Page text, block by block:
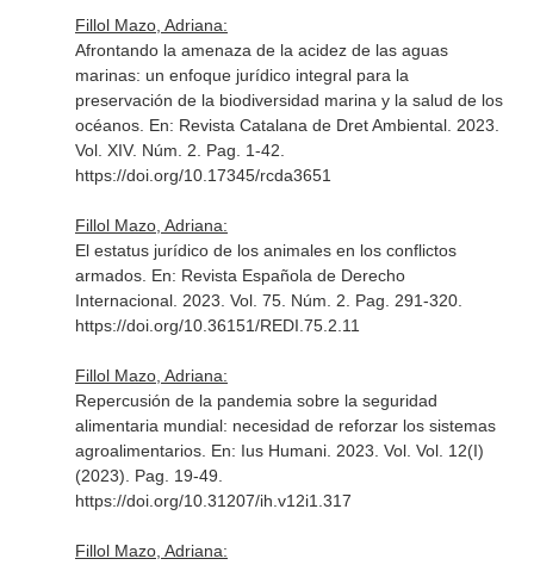
Fillol Mazo, Adriana:
Afrontando la amenaza de la acidez de las aguas
marinas: un enfoque jurídico integral para la
preservación de la biodiversidad marina y la salud de los
océanos. En: Revista Catalana de Dret Ambiental. 2023.
Vol. XIV. Núm. 2. Pag. 1-42.
https://doi.org/10.17345/rcda3651
Fillol Mazo, Adriana:
El estatus jurídico de los animales en los conflictos
armados. En: Revista Española de Derecho
Internacional. 2023. Vol. 75. Núm. 2. Pag. 291-320.
https://doi.org/10.36151/REDI.75.2.11
Fillol Mazo, Adriana:
Repercusión de la pandemia sobre la seguridad
alimentaria mundial: necesidad de reforzar los sistemas
agroalimentarios. En: Ius Humani. 2023. Vol. Vol. 12(I)
(2023). Pag. 19-49.
https://doi.org/10.31207/ih.v12i1.317
Fillol Mazo, Adriana: